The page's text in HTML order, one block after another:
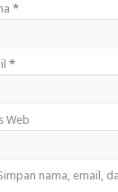
*
*
Web
nama, email,